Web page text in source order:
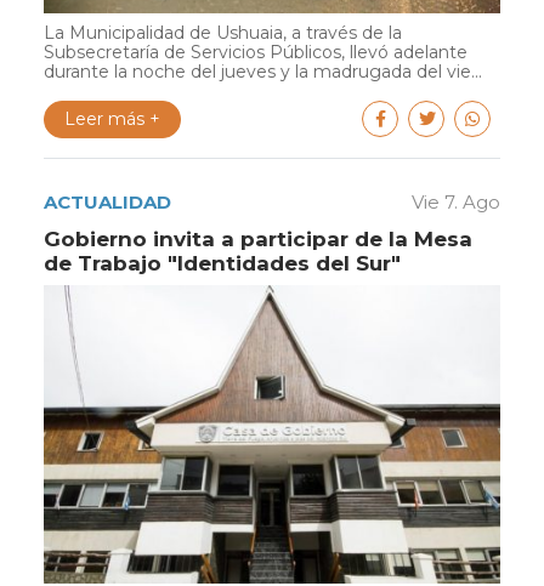
La Municipalidad de Ushuaia, a través de la
Subsecretaría de Servicios Públicos, llevó adelante
durante la noche del jueves y la madrugada del vie...
Leer más +
ACTUALIDAD Vie 7. Ago
Gobierno invita a participar de la Mesa
de Trabajo "Identidades del Sur"